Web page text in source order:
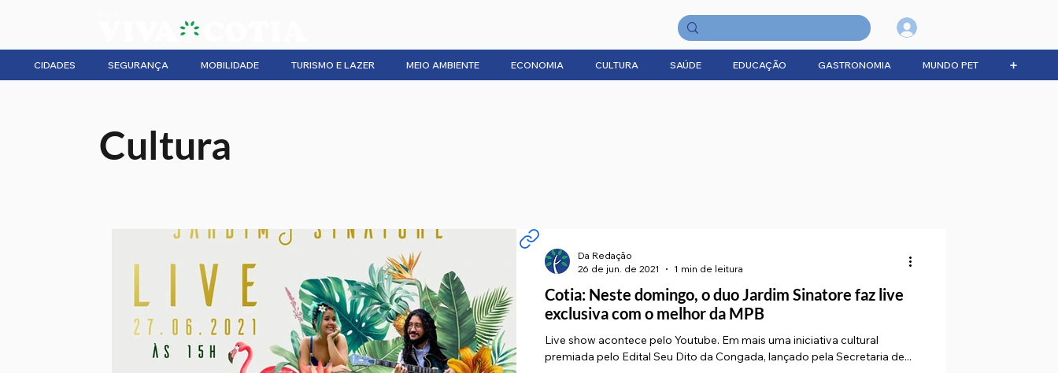
CIDADES SEGURANÇA MOBILIDADE TURISMO E LAZER MEIO AMBIENTE ECONOMIA CULTURA SAÚDE EDUCAÇÃO GASTRONOMIA MUNDO PET ➕
Cultura
Cotia: Neste domingo, o duo Jardim Sinatore faz live
exclusiva com o melhor da MPB
Live show acontece pelo Youtube. Em mais uma iniciativa cultural
premiada pelo Edital Seu Dito da Congada, lançado pela Secretaria de...
Da Redação
26 de jun. de 2021
1 min de leitura